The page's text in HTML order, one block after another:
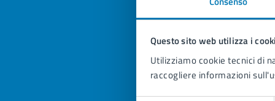
Questo sito web utilizza i
Utilizziamo cookie tecnici di
raccogliere informazioni